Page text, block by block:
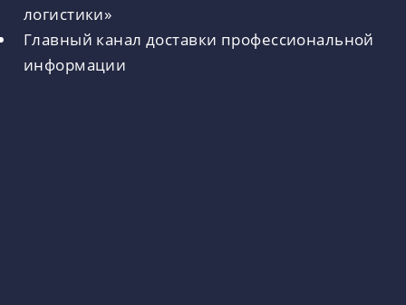
логистики»
Главный канал доставки профессиональной
информации